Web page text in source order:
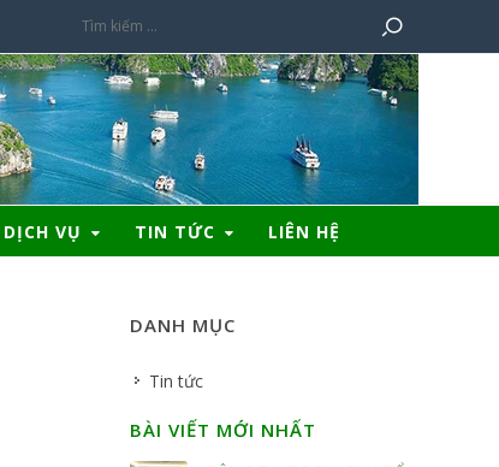
DỊCH VỤ TIN TỨC LIÊN HỆ
DANH MỤC
Tin tức
BÀI VIẾT MỚI NHẤT